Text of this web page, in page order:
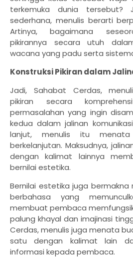
terkemuka dunia tersebut?
sederhana, menulis berarti
Artinya, bagaimana
pikirannya secara utuh
wacana yang padu serta
Konstruksi Pikiran dalam
Jadi, Sahabat Cerdas,
pikiran secara
permasalahan yang ingin
kedua dalam jalinan
lanjut, menulis itu
berkelanjutan. Maksudnya,
dengan kalimat lainnya
bernilai estetika.
Bernilai estetika juga bermakna
berbahasa yang
membuat pembaca
palung khayal dan imajinasi
Cerdas, menulis juga menata
satu dengan kalimat lain
informasi kepada pembaca.